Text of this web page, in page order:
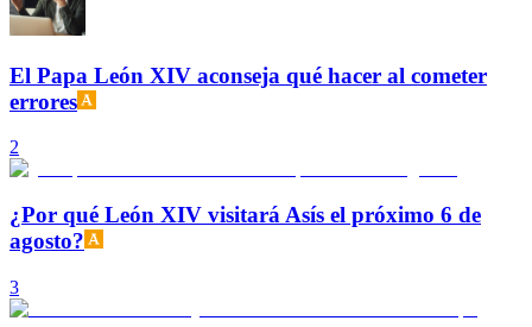
El Papa León XIV aconseja qué hacer al cometer
errores
2
¿Por qué León XIV visitará Asís el próximo 6 de
agosto?
3